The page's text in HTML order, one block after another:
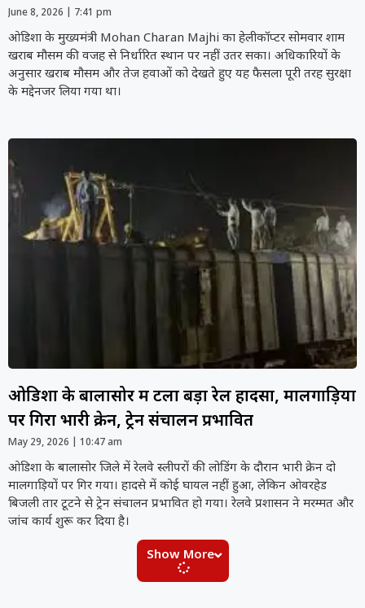
June 8, 2026 7:41 pm
ओडिशा के मुख्यमंत्री Mohan Charan Majhi का हेलीकॉप्टर सोमवार शाम
खराब मौसम की वजह से निर्धारित स्थान पर नहीं उतर सका। अधिकारियों के
अनुसार खराब मौसम और तेज हवाओं को देखते हुए यह फैसला पूरी तरह सुरक्षा
के मद्देनजर लिया गया था।
ओडिशा के बालासोर में टला बड़ा रेल हादसा, मालगाड़ियों
पर गिरा भारी क्रेन, ट्रेन संचालन प्रभावित
May 29, 2026 10:47 am
ओडिशा के बालासोर जिले में रेलवे स्लीपरों की लोडिंग के दौरान भारी क्रेन दो
मालगाड़ियों पर गिर गया। हादसे में कोई घायल नहीं हुआ, लेकिन ओवरहेड
बिजली तार टूटने से ट्रेन संचालन प्रभावित हो गया। रेलवे प्रशासन ने मरम्मत और
जांच कार्य शुरू कर दिया है।
Show More